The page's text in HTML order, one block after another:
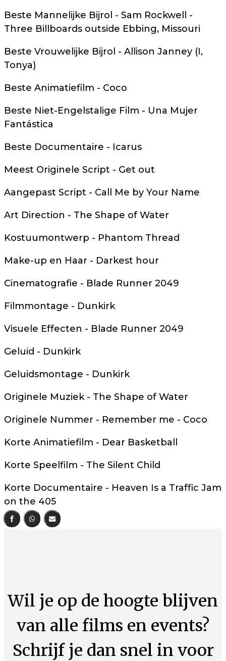
Beste Mannelijke Bijrol - Sam Rockwell -
Three Billboards outside Ebbing, Missouri
Beste Vrouwelijke Bijrol - Allison Janney (I,
Tonya)
Beste Animatiefilm - Coco
Beste Niet-Engelstalige Film - Una Mujer
Fantástica
Beste Documentaire - Icarus
Meest Originele Script - Get out
Aangepast Script - Call Me by Your Name
Art Direction - The Shape of Water
Kostuumontwerp - Phantom Thread
Make-up en Haar - Darkest hour
Cinematografie - Blade Runner 2049
Filmmontage - Dunkirk
Visuele Effecten - Blade Runner 2049
Geluid - Dunkirk
Geluidsmontage - Dunkirk
Originele Muziek - The Shape of Water
Originele Nummer - Remember me - Coco
Korte Animatiefilm - Dear Basketball
Korte Speelfilm - The Silent Child
Korte Documentaire - Heaven Is a Traffic Jam
on the 405
Wil je op de hoogte blijven
van alle films en events?
Schrijf je dan snel in voor